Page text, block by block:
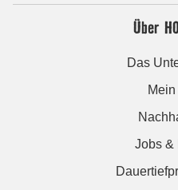
Über
Das
Jobs &